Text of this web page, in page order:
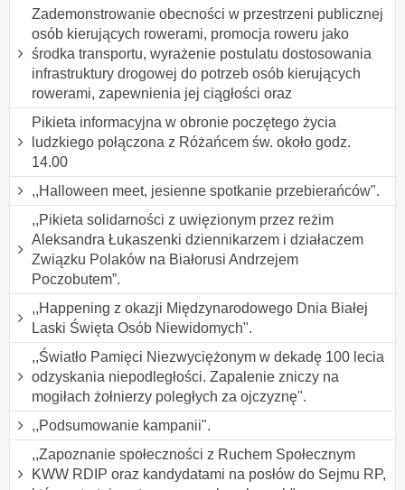
Zademonstrowanie obecności w przestrzeni publicznej
osób kierujących rowerami, promocja roweru jako
środka transportu, wyrażenie postulatu dostosowania
infrastruktury drogowej do potrzeb osób kierujących
rowerami, zapewnienia jej ciągłości oraz
Pikieta informacyjna w obronie poczętego życia
ludzkiego połączona z Różańcem św. około godz.
14.00
,,Halloween meet, jesienne spotkanie przebierańców".
,,Pikieta solidarności z uwięzionym przez reżim
Aleksandra Łukaszenki dziennikarzem i działaczem
Związku Polaków na Białorusi Andrzejem
Poczobutem”.
,,Happening z okazji Międzynarodowego Dnia Białej
Laski Święta Osób Niewidomych".
,,Światło Pamięci Niezwyciężonym w dekadę 100 lecia
odzyskania niepodległości. Zapalenie zniczy na
mogiłach żołnierzy poległych za ojczyznę".
,,Podsumowanie kampanii".
,,Zapoznanie społeczności z Ruchem Społecznym
KWW RDIP oraz kandydatami na posłów do Sejmu RP,